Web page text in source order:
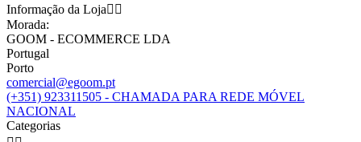
Informação da Loja 
Morada:
GOOM - ECOMMERCE LDA
Portugal
Porto
comercial@egoom.pt
(+351) 923311505 - CHAMADA PARA REDE MÓVEL
NACIONAL
Categorias